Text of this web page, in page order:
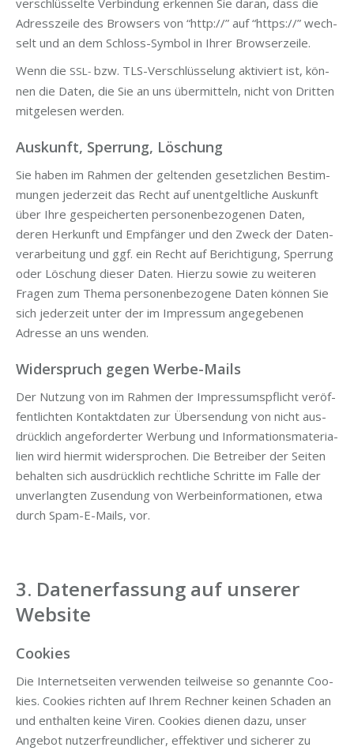
ver­schlüs­sel­te Ver­bin­dung erken­nen Sie dar­an, dass die
Adress­zei­le des Brow­sers von “http://” auf “https://” wech­
selt und an dem Schloss-Sym­bol in Ihrer Browserzeile.
Wenn die SSL- bzw. TLS-Ver­schlüs­se­lung akti­viert ist, kön­
nen die Daten, die Sie an uns über­mit­teln, nicht von Drit­ten
mit­ge­le­sen werden.
Auskunft, Sperrung, Löschung
Sie haben im Rah­men der gel­ten­den gesetz­li­chen Bestim­
mun­gen jeder­zeit das Recht auf unent­gelt­li­che Aus­kunft
über Ihre gespei­cher­ten per­so­nen­be­zo­ge­nen Daten,
deren Her­kunft und Emp­fän­ger und den Zweck der Daten­
ver­ar­bei­tung und ggf. ein Recht auf Berich­ti­gung, Sper­rung
oder Löschung die­ser Daten. Hier­zu sowie zu wei­te­ren
Fra­gen zum The­ma per­so­nen­be­zo­ge­ne Daten kön­nen Sie
sich jeder­zeit unter der im Impres­sum ange­ge­be­nen
Adres­se an uns wenden.
Widerspruch gegen Werbe-Mails
Der Nut­zung von im Rah­men der Impres­sums­pflicht ver­öf­
fent­lich­ten Kon­takt­da­ten zur Über­sen­dung von nicht aus­
drück­lich ange­for­der­ter Wer­bung und Infor­ma­ti­ons­ma­te­ria­
li­en wird hier­mit wider­spro­chen. Die Betrei­ber der Sei­ten
behal­ten sich aus­drück­lich recht­li­che Schrit­te im Fal­le der
unver­lang­ten Zusen­dung von Wer­be­infor­ma­tio­nen, etwa
durch Spam-E-Mails, vor.
3. Datenerfassung auf unserer
Website
Cookies
Die Inter­net­sei­ten ver­wen­den teil­wei­se so genann­te Coo­
kies. Coo­kies rich­ten auf Ihrem Rech­ner kei­nen Scha­den an
und ent­hal­ten kei­ne Viren. Coo­kies die­nen dazu, unser
Ange­bot nut­zer­freund­li­cher, effek­ti­ver und siche­rer zu